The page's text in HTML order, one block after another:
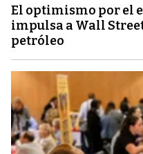
El optimismo por el
impulsa a Wall
petróleo